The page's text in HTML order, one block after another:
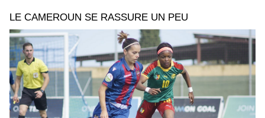
LE CAMEROUN SE RASSURE UN PEU